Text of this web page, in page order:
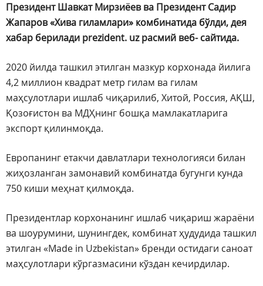
Президент Шавкат Мирзиёев ва Президент Садир
Жапаров «Хива гиламлари» комбинатида бўлди, дея
хабар берилади prezident. uz расмий веб- сайтида.
2020 йилда ташкил этилган мазкур корхонада йилига
4,2 миллион квадрат метр гилам ва гилам
маҳсулотлари ишлаб чиқарилиб, Хитой, Россия, АҚШ,
Қозоғистон ва МДҲнинг бошқа мамлакатларига
экспорт қилинмоқда.
Европанинг етакчи давлатлари технологияси билан
жиҳозланган замонавий комбинатда бугунги кунда
750 киши меҳнат қилмоқда.
Президентлар корхонанинг ишлаб чиқариш жараёни
ва шоурумини, шунингдек, комбинат ҳудудида ташкил
этилган «Made in Uzbekistan» бренди остидаги саноат
маҳсулотлари кўргазмасини кўздан кечирдилар.